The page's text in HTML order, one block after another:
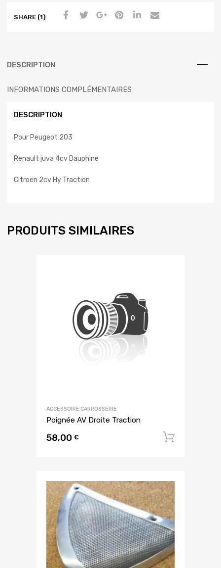
SHARE (1)
DESCRIPTION
INFORMATIONS COMPLÉMENTAIRES
DESCRIPTION
Pour Peugeot 203
Renault juva 4cv Dauphine
Citroën 2cv Hy Traction
PRODUITS SIMILAIRES
ACCESSOIRE CARROSSERIE
Poignée AV Droite Traction
58,00 €